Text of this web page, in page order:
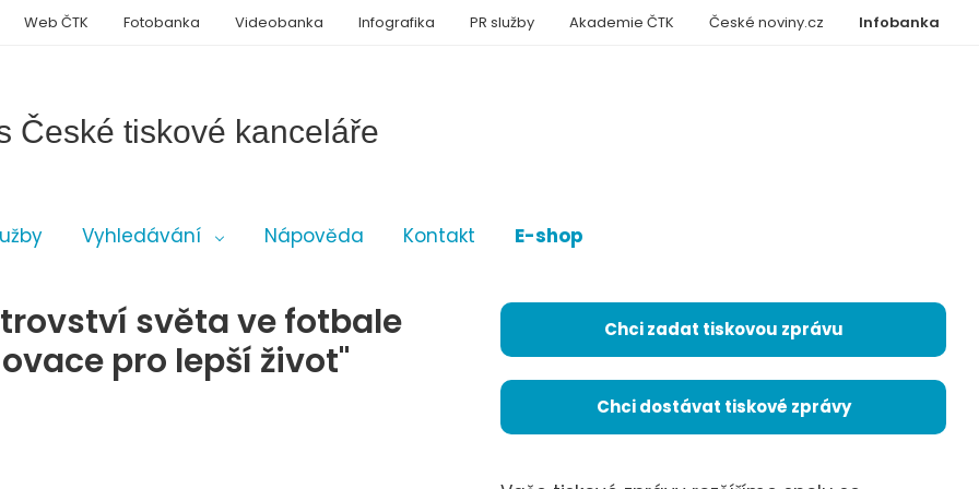
České tiskové kanceláře
Vyhledávání Nápověda Kontakt E-shop
Infobanka
Web ČTK Fotobanka Videobanka Infografika PR služby Akademie ČTK České noviny.cz
světa ve fotbale
pro lepší život"
Chci zadat tiskovou zprávu
Chci dostávat tiskové zprávy